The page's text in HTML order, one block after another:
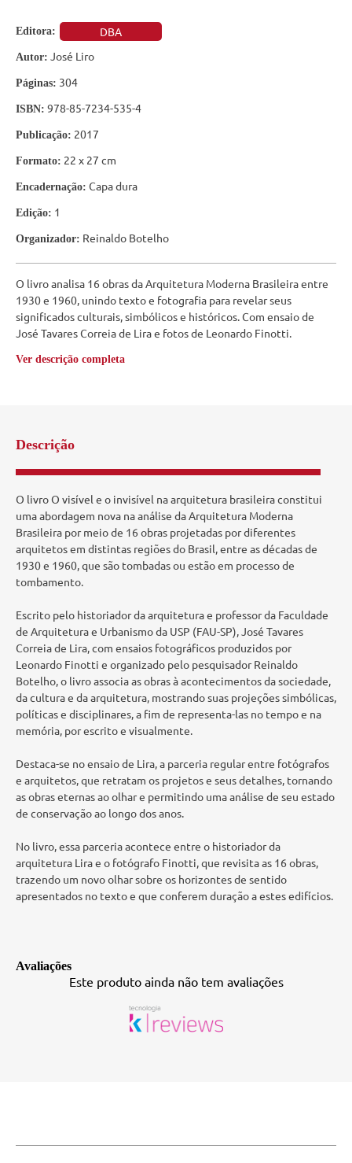
Editora: DBA
Autor: José Liro
Páginas: 304
ISBN: 978-85-7234-535-4
Publicação: 2017
Formato: 22 x 27 cm
Encadernação: Capa dura
Edição: 1
Organizador: Reinaldo Botelho
O livro analisa 16 obras da Arquitetura Moderna Brasileira entre
1930 e 1960, unindo texto e fotografia para revelar seus
significados culturais, simbólicos e históricos. Com ensaio de
José Tavares Correia de Lira e fotos de Leonardo Finotti.
Ver descrição completa
Descrição
O livro O visível e o invisível na arquitetura brasileira constitui
uma abordagem nova na análise da Arquitetura Moderna
Brasileira por meio de 16 obras projetadas por diferentes
arquitetos em distintas regiões do Brasil, entre as décadas de
1930 e 1960, que são tombadas ou estão em processo de
tombamento.
Escrito pelo historiador da arquitetura e professor da Faculdade
de Arquitetura e Urbanismo da USP (FAU-SP), José Tavares
Correia de Lira, com ensaios fotográficos produzidos por
Leonardo Finotti e organizado pelo pesquisador Reinaldo
Botelho, o livro associa as obras à acontecimentos da sociedade,
da cultura e da arquitetura, mostrando suas projeções simbólicas,
políticas e disciplinares, a fim de representa-las no tempo e na
memória, por escrito e visualmente.
Destaca-se no ensaio de Lira, a parceria regular entre fotógrafos
e arquitetos, que retratam os projetos e seus detalhes, tornando
as obras eternas ao olhar e permitindo uma análise de seu estado
de conservação ao longo dos anos.
No livro, essa parceria acontece entre o historiador da
arquitetura Lira e o fotógrafo Finotti, que revisita as 16 obras,
trazendo um novo olhar sobre os horizontes de sentido
apresentados no texto e que conferem duração a estes edifícios.
Avaliações
Este produto ainda não tem avaliações